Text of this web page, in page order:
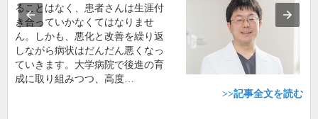
ることはなく、患者さんは生涯付
き合っていかなくてはなりませ
ん。しかも、悪化と改善を繰り返
しながら病状はだんだん悪くなっ
ていきます。大学病院で後進の育
成に取り組みつつ、高度…
>>記事全文を読む